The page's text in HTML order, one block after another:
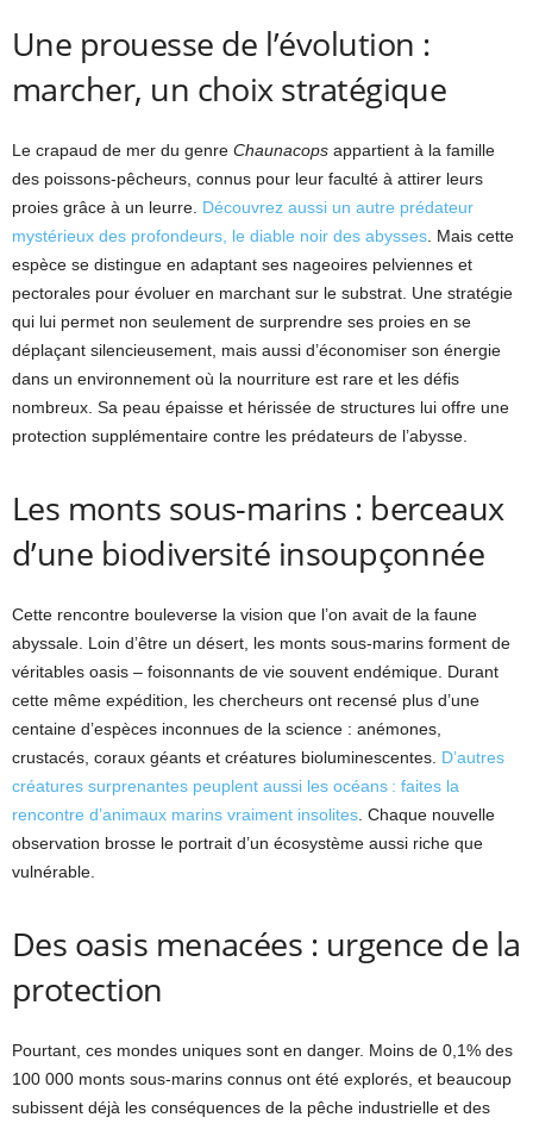
Une prouesse de l’évolution :
marcher, un choix stratégique
Le crapaud de mer du genre Chaunacops appartient à la famille
des poissons-pêcheurs, connus pour leur faculté à attirer leurs
proies grâce à un leurre. Découvrez aussi un autre prédateur
mystérieux des profondeurs, le diable noir des abysses. Mais cette
espèce se distingue en adaptant ses nageoires pelviennes et
pectorales pour évoluer en marchant sur le substrat. Une stratégie
qui lui permet non seulement de surprendre ses proies en se
déplaçant silencieusement, mais aussi d’économiser son énergie
dans un environnement où la nourriture est rare et les défis
nombreux. Sa peau épaisse et hérissée de structures lui offre une
protection supplémentaire contre les prédateurs de l’abysse.
Les monts sous-marins : berceaux
d’une biodiversité insoupçonnée
Cette rencontre bouleverse la vision que l’on avait de la faune
abyssale. Loin d’être un désert, les monts sous-marins forment de
véritables oasis – foisonnants de vie souvent endémique. Durant
cette même expédition, les chercheurs ont recensé plus d’une
centaine d’espèces inconnues de la science : anémones,
crustacés, coraux géants et créatures bioluminescentes. D’autres
créatures surprenantes peuplent aussi les océans : faites la
rencontre d’animaux marins vraiment insolites. Chaque nouvelle
observation brosse le portrait d’un écosystème aussi riche que
vulnérable.
Des oasis menacées : urgence de la
protection
Pourtant, ces mondes uniques sont en danger. Moins de 0,1% des
100 000 monts sous-marins connus ont été explorés, et beaucoup
subissent déjà les conséquences de la pêche industrielle et des